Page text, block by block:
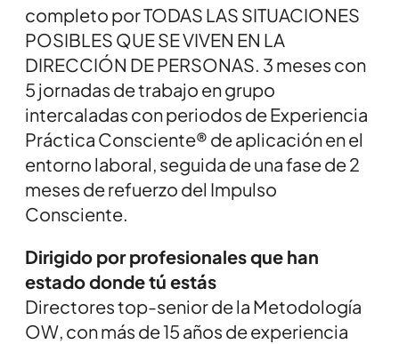
completo por TODAS LAS SITUACIONES
POSIBLES QUE SE VIVEN EN LA
DIRECCIÓN DE PERSONAS. 3 meses con
5 jornadas de trabajo en grupo
intercaladas con periodos de Experiencia
Práctica Consciente® de aplicación en el
entorno laboral, seguida de una fase de 2
meses de refuerzo del Impulso
Consciente.
Dirigido por profesionales que han
estado donde tú estás
Directores top-senior de la Metodología
OW, con más de 15 años de experiencia